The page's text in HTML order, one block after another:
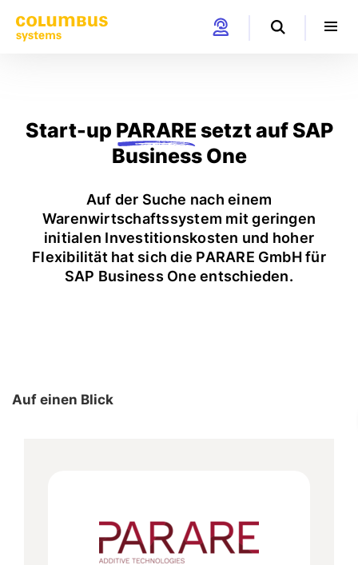
Start-up PARARE setzt auf SAP
Business One
Auf der Suche nach einem
Warenwirtschaftssystem mit geringen
initialen Investitionskosten und hoher
Flexibilität hat sich die PARARE GmbH für
SAP Business One entschieden.
Auf einen Blick